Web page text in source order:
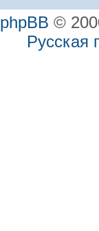
phpBB ©
Русская